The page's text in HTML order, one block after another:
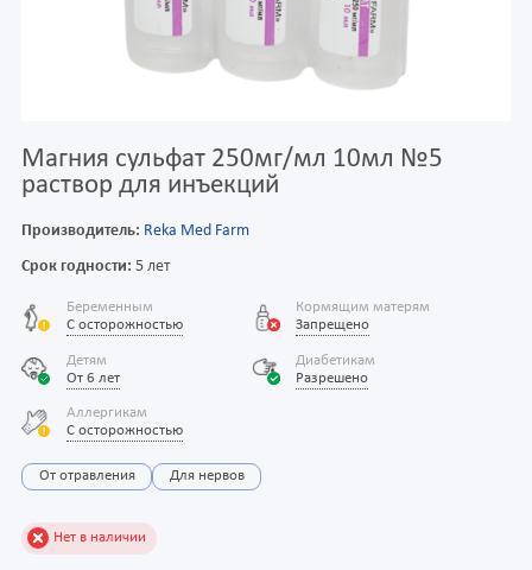
Магния сульфат 250мг/мл 10мл №5
раствор для инъекций
Производитель: Reka Med Farm
Срок годности: 5 лет
Беременным
С осторожностью
Кормящим матерям
Запрещено
Детям
От 6 лет
Диабетикам
Разрешено
Аллергикам
С осторожностью
От отравления Для нервов
Нет в наличии